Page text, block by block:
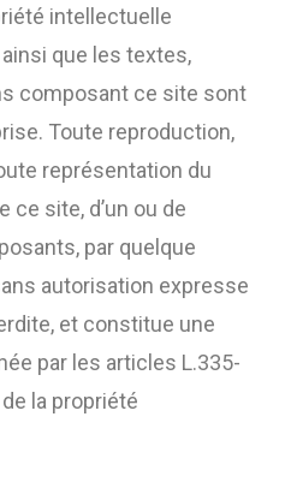
intellectuelle
que les textes,
composant ce site sont
Toute reproduction,
représentation du
site, d’un ou de
par quelque
autorisation expresse
et constitue une
par les articles L.335-
la propriété